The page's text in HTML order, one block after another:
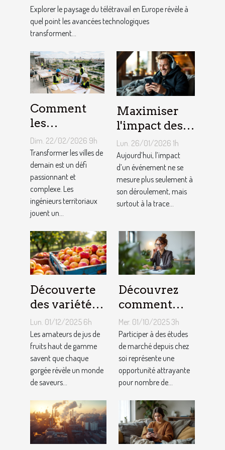
?
Explorer le paysage du télétravail en Europe révèle à
quel point les avancées technologiques
transforment...
Comment
les
ingénieurs
territoriaux
façonnent-
ils les villes
de demain ?
Dim. 22/02/2026 9h
Transformer les villes de
demain est un défi
passionnant et
complexe. Les
ingénieurs territoriaux
jouent un...
Maximiser
l'impact des
événements
avec des
souvenirs
audio
personnalisés
Lun. 26/01/2026 1h
Aujourd’hui, l’impact
d’un événement ne se
mesure plus seulement à
son déroulement, mais
surtout à la trace...
Découverte
des variétés
de pommes
utilisées
dans les jus
premium
Lun. 01/12/2025 6h
Les amateurs de jus de
fruits haut de gamme
savent que chaque
gorgée révèle un monde
de saveurs...
Découvrez
comment
participer à
des études de
marché
depuis chez
vous
Mer. 01/10/2025 3h
Participer à des études
de marché depuis chez
soi représente une
opportunité attrayante
pour nombre de...